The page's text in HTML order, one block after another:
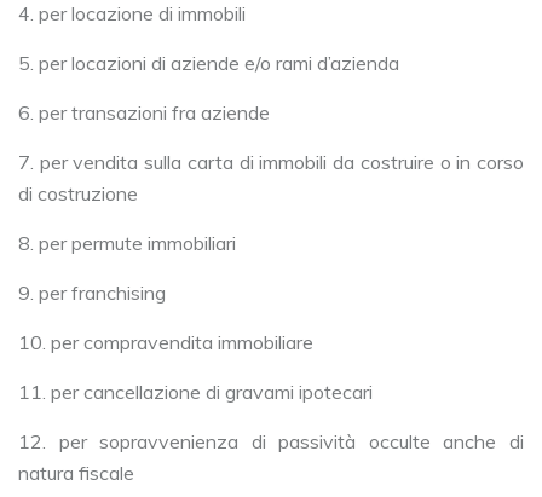
4. per locazione di immobili
5. per locazioni di aziende e/o rami d’azienda
6. per transazioni fra aziende
7. per vendita sulla carta di immobili da costruire o in corso
di costruzione
8. per permute immobiliari
9. per franchising
10. per compravendita immobiliare
11. per cancellazione di gravami ipotecari
12. per sopravvenienza di passività occulte anche di
natura fiscale